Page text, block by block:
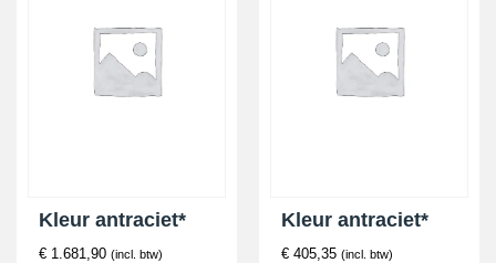
Kleur antraciet*
€ 1.681,90 (incl. btw)
Kleur antraciet*
€ 405,35 (incl. btw)